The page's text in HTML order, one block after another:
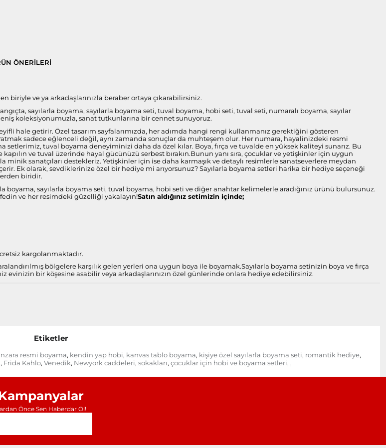
ÖNERILERI
biriyle ve ya arkadaşlarınızla beraber ortaya çıkarabilirsiniz.
sayılarla boyama, sayılarla boyama seti, tuval boyama, hobi seti, tuval seti, numaralı boyama, sayılar
koleksiyonumuzla, sanat tutkunlarına bir cennet sunuyoruz.
hale getirir. Özel tasarım sayfalarımızda, her adımda hangi rengi kullanmanız gerektiğini gösteren
sadece eğlenceli değil, aynı zamanda sonuçlar da muhteşem olur. Her numara, hayalinizdeki resmi
setlerimiz, tuval boyama deneyiminizi daha da özel kılar. Boya, fırça ve tuvalde en yüksek kaliteyi sunarız. Bu
ve tuval üzerinde hayal gücünüzü serbest bırakın.Bunun yanı sıra, çocuklar ve yetişkinler için uygun
sanatçıları destekleriz. Yetişkinler için ise daha karmaşık ve detaylı resimlerle sanatseverlere meydan
Ek olarak, sevdiklerinize özel bir hediye mi arıyorsunuz? Sayılarla boyama setleri harika bir hediye seçeneği
biridir.
boyama, sayılarla boyama seti, tuval boyama, hobi seti ve diğer anahtar kelimelerle aradığınız ürünü bulursunuz.
ve her resimdeki güzelliği yakalayın!Satın aldığınız setimizin içinde;
kargolanmaktadır.
bölgelere karşılık gelen yerleri ona uygun boya ile boyamak.Sayılarla boyama setinizin boya ve fırça
evinizin bir köşesine asabilir veya arkadaşlarınızın özel günlerinde onlara hediye edebilirsiniz.
Etiketler
resmi boyama, kendin yap hobi, kanvas tablo boyama, kişiye özel sayılarla boyama seti, romantik hediye,
, Frida Kahlo, Venedik, Newyork caddeleri, sokakları, çocuklar için hobi ve boyama setleri, ,
Önce Sen Haberdar Ol!